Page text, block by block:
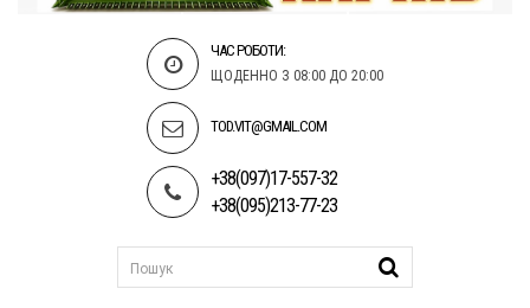
ЧАС РОБОТИ:
ЩОДЕННО З 08:00 ДО 20:00
TOD.VIT@GMAIL.COM
+38(097)17-557-32
+38(095)213-77-23